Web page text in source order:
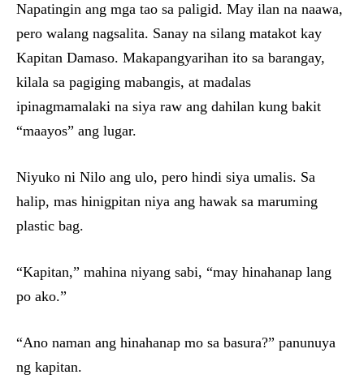
Napatingin ang mga tao sa paligid. May ilan na naawa,
pero walang nagsalita. Sanay na silang matakot kay
Kapitan Damaso. Makapangyarihan ito sa barangay,
kilala sa pagiging mabangis, at madalas
ipinagmamalaki na siya raw ang dahilan kung bakit
“maayos” ang lugar.
Niyuko ni Nilo ang ulo, pero hindi siya umalis. Sa
halip, mas hinigpitan niya ang hawak sa maruming
plastic bag.
“Kapitan,” mahina niyang sabi, “may hinahanap lang
po ako.”
“Ano naman ang hinahanap mo sa basura?” panunuya
ng kapitan.